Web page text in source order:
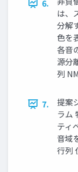
6.
は、
分解
色を
各音
源分
列
7.
提案
ラム
ティ
音域
行列